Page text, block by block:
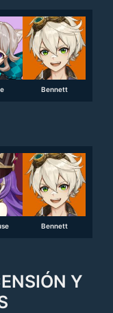
Bennett
Bennett
Y